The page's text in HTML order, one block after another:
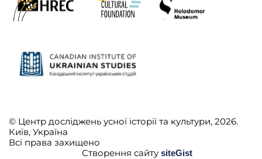
© Центр досліджень усної історії та культури, 2026.
Київ, Україна
Всі права захищено
Створення сайту siteGist